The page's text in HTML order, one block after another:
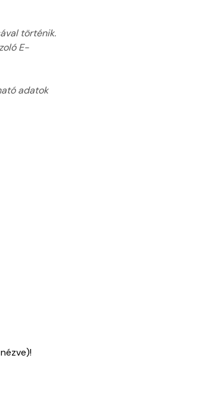
történik.
E-
adatok